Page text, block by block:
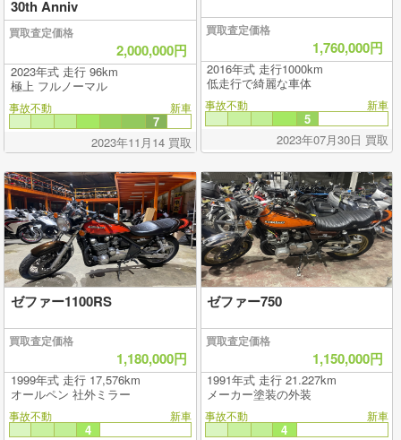
30th Anniv
買取査定価格
2,000,000円
2023年式 走行 96km
極上 フルノーマル
事故不動 新車
7
2023年11月14 買取
買取査定価格
1,760,000円
2016年式 走行1000km
低走行で綺麗な車体
事故不動 新車
5
2023年07月30日 買取
ゼファー1100RS
買取査定価格
1,180,000円
1999年式 走行 17,576km
オールペン 社外ミラー
事故不動 新車
4
ゼファー750
買取査定価格
1,150,000円
1991年式 走行 21.227km
メーカー塗装の外装
事故不動 新車
4